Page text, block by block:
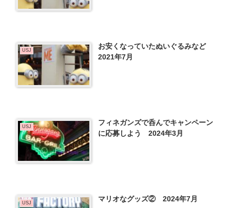
USJ
お安くなっていたぬいぐるみなど
2021年7月
USJ
フィネガンズで呑んでキャンペーン
に応募しよう 2024年3月
USJ マリオなグッズ② 2024年7月